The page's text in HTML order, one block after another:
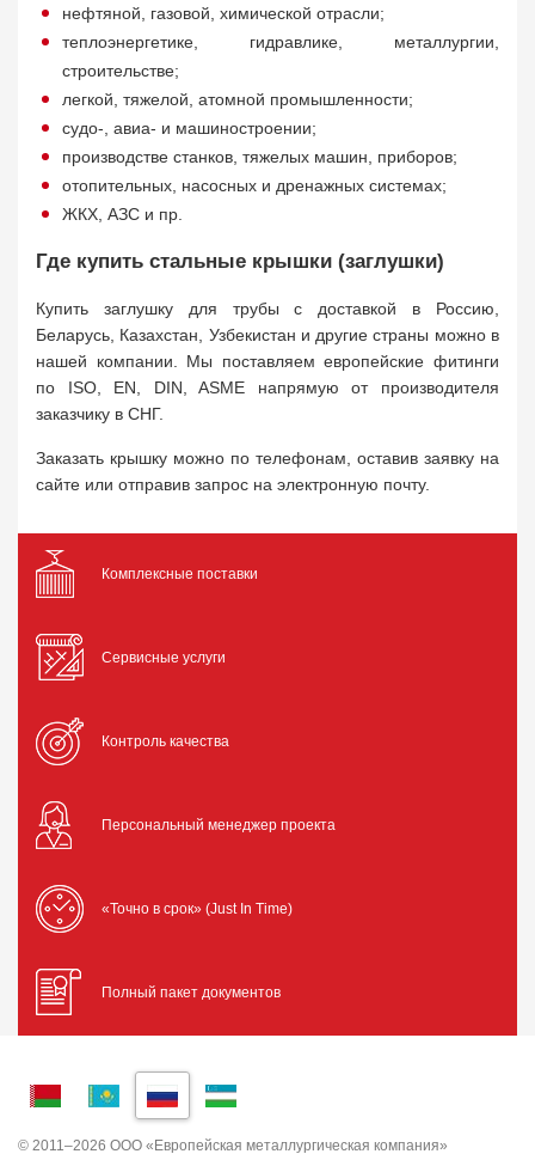
нефтяной, газовой, химической отрасли;
теплоэнергетике, гидравлике, металлургии,
строительстве;
легкой, тяжелой, атомной промышленности;
судо-, авиа- и машиностроении;
производстве станков, тяжелых машин, приборов;
отопительных, насосных и дренажных системах;
ЖКХ, АЗС и пр.
Где купить стальные крышки (заглушки)
Купить заглушку для трубы с доставкой в Россию,
Беларусь, Казахстан, Узбекистан и другие страны можно в
нашей компании. Мы поставляем европейские фитинги
по ISO, EN, DIN, ASME напрямую от производителя
заказчику в СНГ.
Заказать крышку можно по телефонам, оставив заявку на
сайте или отправив запрос на электронную почту.
Комплексные поставки
Сервисные услуги
Контроль качества
Персональный менеджер проекта
«Точно в срок» (Just In Time)
Полный пакет документов
© 2011–2026 ООО «Европейская металлургическая компания»